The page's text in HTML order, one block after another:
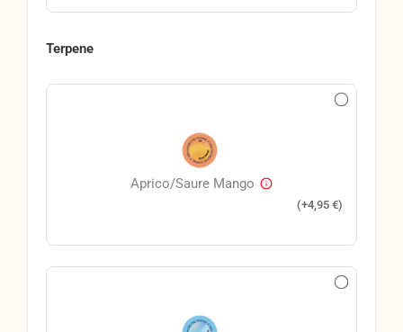
Terpene
Aprico/Saure Mango
(+4,95 €)